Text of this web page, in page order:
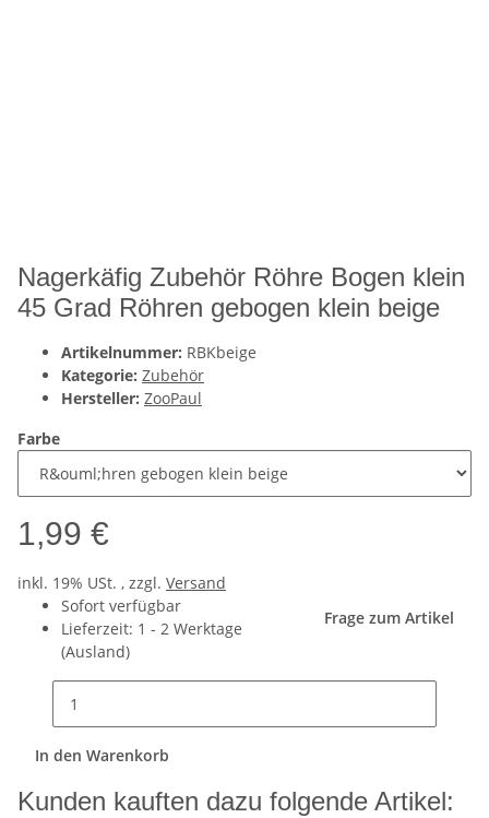
Nagerkäfig Zubehör Röhre Bogen klein
45 Grad Röhren gebogen klein beige
Artikelnummer: RBKbeige
Kategorie: Zubehör
Hersteller: ZooPaul
Farbe
1,99 €
inkl. 19% USt. , zzgl. Versand
Sofort verfügbar
Lieferzeit: 1 - 2 Werktage
(Ausland)
Frage zum Artikel
In den Warenkorb
Kunden kauften dazu folgende Artikel: